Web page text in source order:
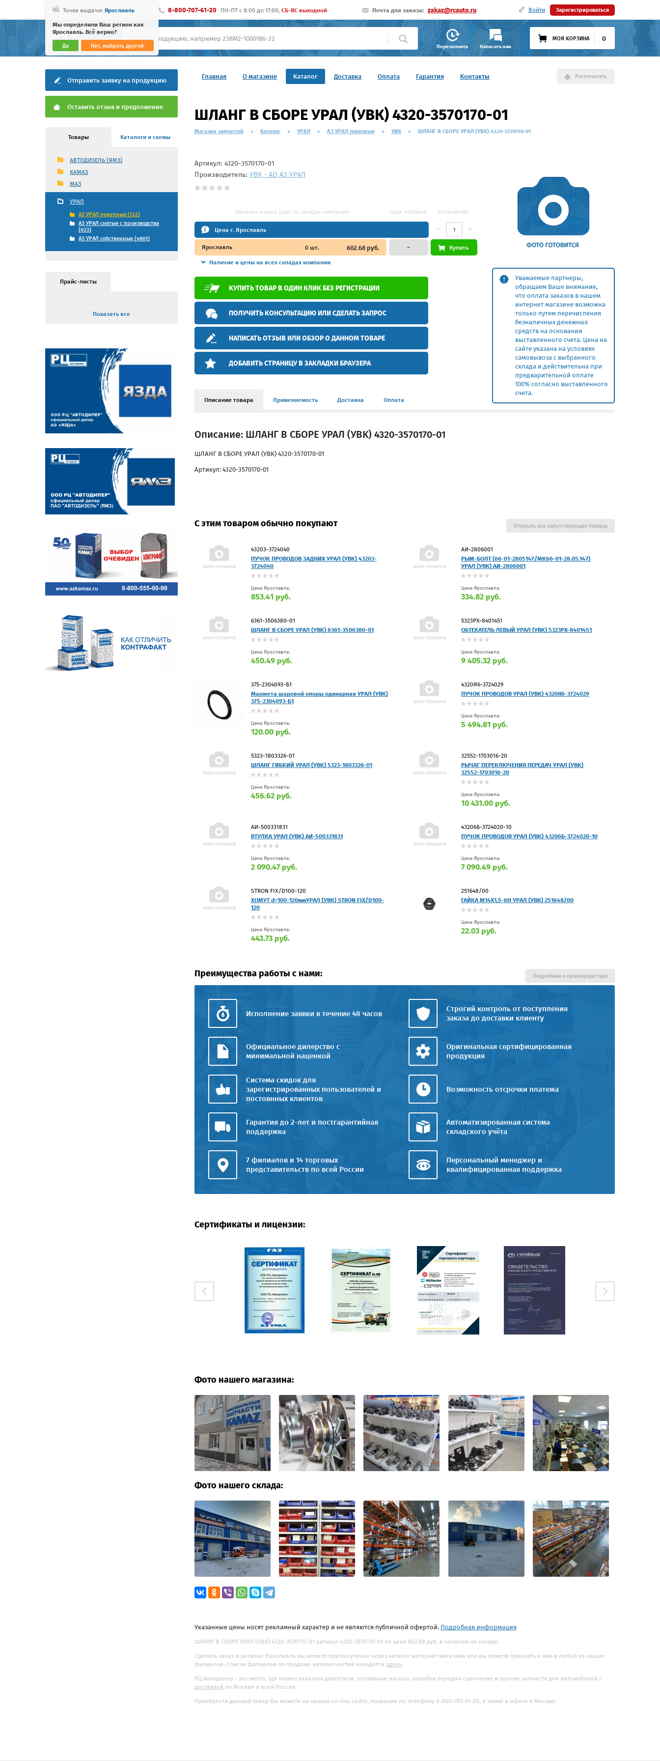
Точка выдачи: Ярославль
Мы определили Ваш регион как
Ярославль. Всё верно?
Да Нет, выбрать другой
8-800-707-61-20 ПН-ПТ c 8:00 до 17:00, СБ-ВС выходной Почта для заказа: zakaz@rcauto.ru Войти Зарегистрироваться
Перезвонить Написать нам
МОЯ КОРЗИНА 0
Главная О магазине Каталог Доставка Оплата Гарантия Контакты Распечатать
Отправить заявку на продукцию
Оставить отзыв и предложение
Товары Каталоги и схемы
АВТОДИЗЕЛЬ (ЯМЗ)
КАМАЗ
МАЗ
УРАЛ
АЗ УРАЛ покупные (722)
АЗ УРАЛ снятые с производства
(633)
АЗ УРАЛ собственные (4801)
Прайс-листы
Показать все
ШЛАНГ В СБОРЕ УРАЛ (УВК) 4320-3570170-01
Магазин запчастей Каталог УРАЛ АЗ УРАЛ покупные УВК ШЛАНГ В СБОРЕ УРАЛ (УВК) 4320-3570170-01
Уважаемые партнеры,
обращаем Ваше внимание,
что оплата заказов в нашем
интернет магазине возможна
только путем перечисления
безналичных денежных
средств на основании
выставленного счета. Цена на
сайте указана на условиях
самовывоза с выбранного
склада и действительна при
предварительной оплате
100% согласно выставленного
счета.
Артикул: 4320-3570170-01
Производитель: УВК - АО АЗ УРАЛ
Наличие и цена (руб) на складах компании Срок поставки Количество
Цена г. Ярославль
Ярославль 0шт. 602.68 руб.
Наличие и цены на всех складах компании
– Купить
КУПИТЬ ТОВАР В ОДИН КЛИК БЕЗ РЕГИСТРАЦИИ
ПОЛУЧИТЬ КОНСУЛЬТАЦИЮ ИЛИ СДЕЛАТЬ ЗАПРОС
НАПИСАТЬ ОТЗЫВ ИЛИ ОБЗОР О ДАННОМ ТОВАРЕ
ДОБАВИТЬ СТРАНИЦУ В ЗАКЛАДКИ БРАУЗЕРА
Описание товара Применяемость Доставка Оплата
Описание: ШЛАНГ В СБОРЕ УРАЛ (УВК) 4320-3570170-01
ШЛАНГ В СБОРЕ УРАЛ (УВК) 4320-3570170-01
Артикул: 4320-3570170-01
С этим товаром обычно покупают
43203-3724040
ПУЧОК ПРОВОДОВ ЗАДНИХ УРАЛ (УВК) 43203-
3724040
Цена Ярославль:
853.41 руб.
АИ-2806001
РЫМ-БОЛТ (66-01-2805147/МК66-01-28.05.147)
УРАЛ (УВК) АИ-2806001
Цена Ярославль:
334.82 руб.
6361-3506380-01
ШЛАНГ В СБОРЕ УРАЛ (УВК) 6361-3506380-01
Цена Ярославль:
450.49 руб.
5323РХ-8401451
ОБТЕКАТЕЛЬ ЛЕВЫЙ УРАЛ (УВК) 5323РХ-8401451
Цена Ярославль:
9 405.32 руб.
375-2304093-Б1
Манжета шаровой опоры одинарная УРАЛ (УВК)
375-2304093-Б1
Цена Ярославль:
120.00 руб.
4320Я6-3724029
ПУЧОК ПРОВОДОВ УРАЛ (УВК) 4320Я6-3724029
Цена Ярославль:
5 494.81 руб.
5323-1803326-01
ШЛАНГ ГИБКИЙ УРАЛ (УВК) 5323-1803326-01
Цена Ярославль:
456.62 руб.
32552-1703016-20
РЫЧАГ ПЕРЕКЛЮЧЕНИЯ ПЕРЕДАЧ УРАЛ (УВК)
32552-1703016-20
Цена Ярославль:
10 431.00 руб.
АИ-500331831
ВТУЛКА УРАЛ (УВК) АИ-500331831
Цена Ярославль:
2 090.47 руб.
43206Б-3724020-10
ПУЧОК ПРОВОДОВ УРАЛ (УВК) 43206Б-3724020-10
Цена Ярославль:
7 090.49 руб.
STRON FIX/D100-120
ХОМУТ d=100-120ммУРАЛ (УВК) STRON FIX/D100-
120
Цена Ярославль:
443.73 руб.
251648/00
ГАЙКА М14Х1,5-6Н УРАЛ (УВК) 251648/00
Цена Ярославль:
22.03 руб.
Открыть все сопутствующие товары
Преимущества работы с нами:
Исполнение заявки в течение 48 часов
Строгий контроль от поступления
заказа до доставки клиенту
Официальное дилерство с
минимальной наценкой
Оригинальная сертифицированная
продукция
Система скидок для
зарегистрированных пользователей и
постоянных клиентов
Возможность отсрочки платежа
Гарантия до 2-лет и постгарантийная
поддержка
Автоматизированная система
складского учёта
7 филиалов и 14 торговых
представительств по всей России
Персональный менеджер и
квалифицированная поддержка
Подробнее о преимуществах
Сертификаты и лицензии:
Фото нашего магазина:
Фото нашего склада:
Указанные цены носят рекламный характер и не являются публичной офертой. Подробная информация
ШЛАНГ В СБОРЕ УРАЛ (УВК) 4320-3570170-01 артикул 4320-3570170-01 по цене 602.68 руб. в наличии на складе.
Сделать заказ в регионе Ярославль вы можете круглосуточно через каталог интернет магазина или вы можете приехать к нам в любой из наших
филиалов. Список филиалов по продаже автозапчастей находятся здесь.
РЦ Автодилер - это место, где можно заказать двигатели, топливные насосы, коробки передач сцепление и прочие запчасти для автомобилей с
доставкой по Москве и всей России.
Приобрести данный товар Вы можете на нашем on-line сайте, позвонив по телефону 8-800-707-61-20, а также в офисе в Москве.